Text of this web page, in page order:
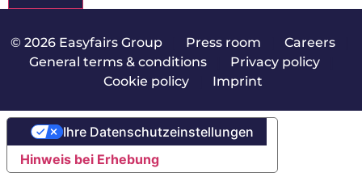
© 2026 Easyfairs Group| Press room Careers|
General terms & conditions| Privacy policy|
Cookie policy| Imprint
Hinweis bei Erhebung
Ihre Datenschutzeinstellungen